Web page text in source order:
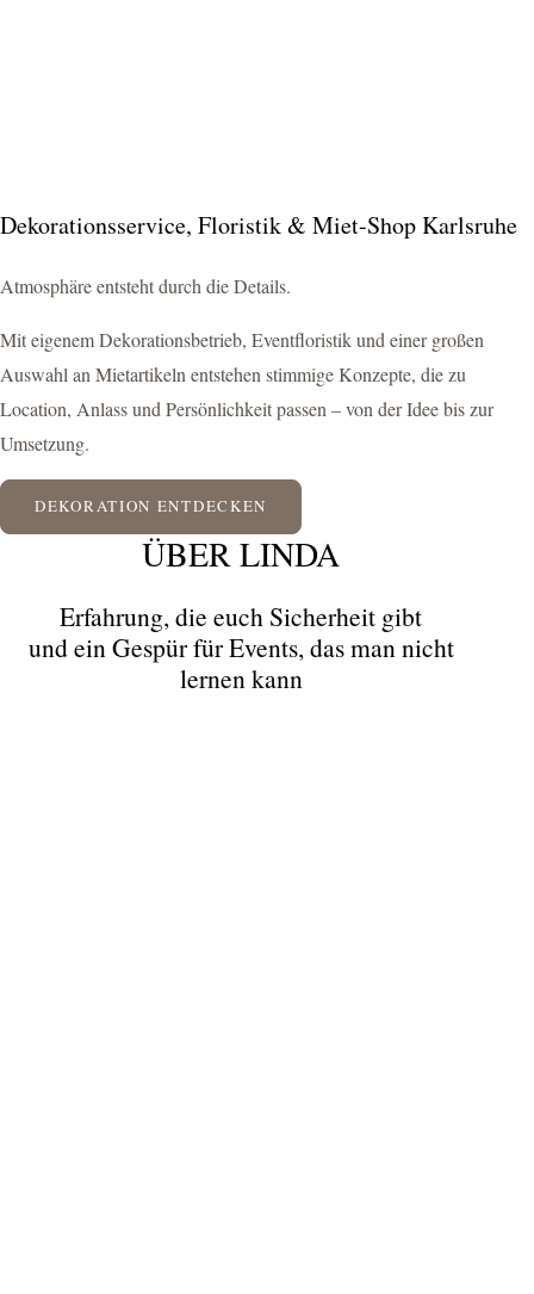
Dekorationsservice, Floristik & Miet-Shop Karlsruhe
Atmosphäre entsteht durch die Details.
Mit eigenem Dekorationsbetrieb, Eventfloristik und einer großen
Auswahl an Mietartikeln entstehen stimmige Konzepte, die zu
Location, Anlass und Persönlichkeit passen – von der Idee bis zur
Umsetzung.
DEKORATION ENTDECKEN
ÜBER LINDA
Erfahrung, die euch Sicherheit gibt
und ein Gespür für Events, das man nicht
lernen kann